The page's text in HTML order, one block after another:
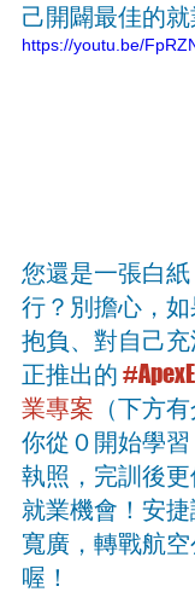
己開闢最佳的就
https://youtu.be/
您還是一張白
行？別擔心，
抱負、對自己
正推出的
業專案 （下方
你從０開始學
執照，完訓後
就業機會！安
寬廣，轉戰航
喔！